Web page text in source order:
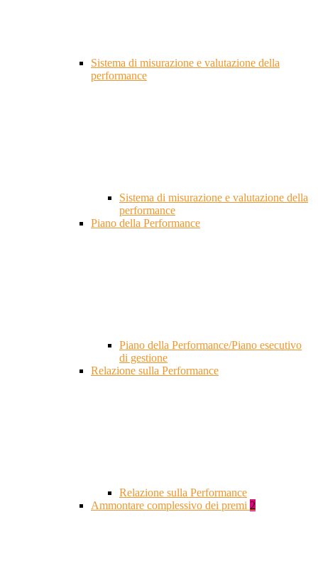
Sistema di misurazione e valutazione della
performance
Sistema di misurazione e valutazione della
performance
Piano della Performance
Piano della Performance/Piano esecutivo
di gestione
Relazione sulla Performance
Relazione sulla Performance
Ammontare complessivo dei premi 2